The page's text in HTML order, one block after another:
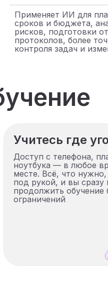
Применяет ИИ для
сроков и бюджета,
рисков, подготовки
протоколов, более
контроля задач и
Учитесь где
Доступ с телефона,
ноутбука — в любое
месте. Всё, что
под рукой, и вы сразу
продолжить обучение
ограничений